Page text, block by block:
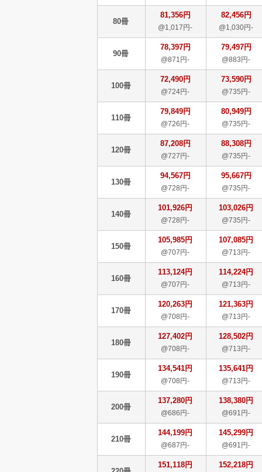
80冊
81,356円
@1,017円-
82,456円
@1,030円-
90冊
78,397円
@871円-
79,497円
@883円-
100冊
72,490円
@724円-
73,590円
@735円-
110冊
79,849円
@726円-
80,949円
@735円-
120冊
87,208円
@727円-
88,308円
@735円-
130冊
94,567円
@728円-
95,667円
@735円-
140冊
101,926円
@728円-
103,026円
@735円-
150冊
105,985円
@707円-
107,085円
@713円-
160冊
113,124円
@707円-
114,224円
@713円-
170冊
120,263円
@708円-
121,363円
@713円-
180冊
127,402円
@708円-
128,502円
@713円-
190冊
134,541円
@708円-
135,641円
@713円-
200冊
137,280円
@686円-
138,380円
@691円-
210冊
144,199円
@687円-
145,299円
@691円-
151,118円 152,218円